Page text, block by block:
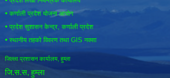
•कर्णाली प्रदेश योजना आयोग
• प्रदेश सुशासन केन्द्र, कर्णाली प्रदेश
• स्थानीय तहको विवरण तथा GIS नक्सा
जिल्ला प्रशासन कार्यालय, हुम्ला
जि.स.स, हुम्ला